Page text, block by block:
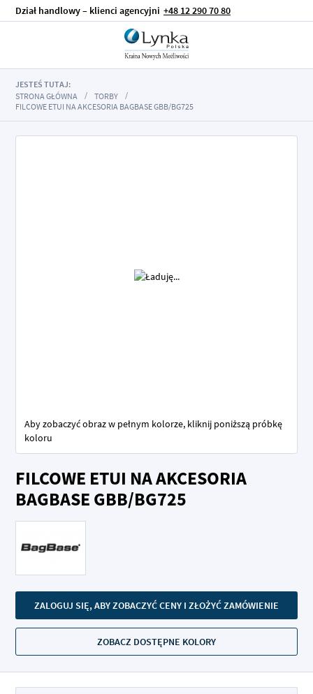
Dział handlowy – klienci agencyjni +48 12 290 70 80
JESTEŚ TUTAJ:
STRONA GŁÓWNA
TORBY
FILCOWE ETUI NA AKCESORIA BAGBASE GBB/BG725
FILCOWE ETUI NA AKCESORIA
BAGBASE GBB/BG725
ZALOGUJ SIĘ, ABY ZOBACZYĆ CENY I ZŁOŻYĆ ZAMÓWIENIE
ZOBACZ DOSTĘPNE KOLORY
Aby zobaczyć obraz w pełnym kolorze, kliknij poniższą próbkę
koloru
na
początek
galerii